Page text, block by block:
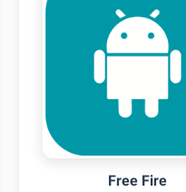
Free Fire